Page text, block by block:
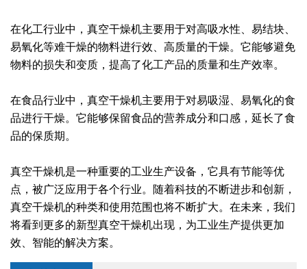
管束干燥系列
干燥配套装置
在化工行业中，真空干燥机主要用于对高吸水性、易结块、
易氧化等难干燥的物料进行效、高质量的干燥。它能够避免
物料的损失和变质，提高了化工产品的质量和生产效率。
在食品行业中，真空干燥机主要用于对易吸湿、易氧化的食
品进行干燥。它能够保留食品的营养成分和口感，延长了食
品的保质期。
真空干燥机是一种重要的工业生产设备，它具有节能等优
点，被广泛应用于各个行业。随着科技的不断进步和创新，
真空干燥机的种类和使用范围也将不断扩大。在未来，我们
将看到更多的新型真空干燥机出现，为工业生产提供更加
效、智能的解决方案。